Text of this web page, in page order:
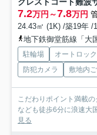
クレストコート難波
7.2万円～7.8万円
24.43㎡ (1K) /築19年 /
地下鉄御堂筋線「大
駐輪場 オートロック
防犯カメラ
敷地内
こだわりポイント満載
なども徒歩6分に浪速大
見る